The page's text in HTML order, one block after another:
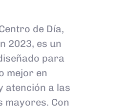
de Día,
2023, es un
para
mejor en
atención a las
mayores. Con